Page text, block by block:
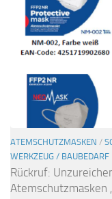
ATEMSCHUTZMASKEN /
WERKZEUG / BAUBEDARF
Rückruf:
Atemschutzmasken